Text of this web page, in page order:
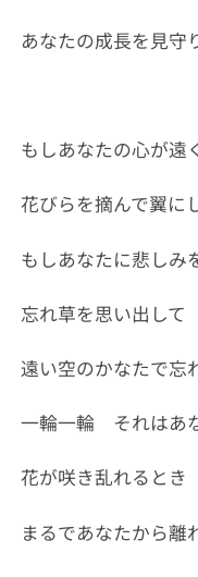
あなたの成長を見
もしあなたの心が遠
花びらを摘んで翼に
もしあなたに悲しみ
忘れ草を思い出し
遠い空のかなたで忘
一輪一輪 それはあ
花が咲き乱れると
まるであなたから離